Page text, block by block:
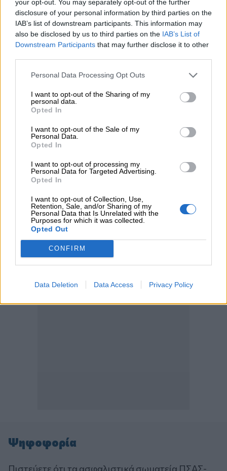
your opt-out. You may separately opt-out of the further
disclosure of your personal information by third parties on the
IAB’s list of downstream participants. This information may
also be disclosed by us to third parties on the IAB’s List of
Downstream Participants that may further disclose it to other
Personal Data Processing Opt Outs
I want to opt-out of the Sharing of my
personal data.
Opted In
I want to opt-out of the Sale of my
Personal Data.
Opted In
I want to opt-out of processing my
Personal Data for Targeted Advertising.
Opted In
I want to opt-out of Collection, Use,
Retention, Sale, and/or Sharing of my
Personal Data that Is Unrelated with the
Purposes for which it was collected.
Opted Out
CONFIRM
Data Deletion Data Access Privacy Policy
06.08.2026 - 08:40
Η γαλλική «ψήφος» στο «καλώδιο» και τα συμφέροντα, οι
ελληνικές τράπεζες «πρωταθλήτριες» στα δάνεια, νέο deal
Βαρδινογιάννη- Εξάρχου και ο διπλασιασμός των κερδών της
ΔΕΗ
Randy Schekman, Νομπελίστας Ιατρικής: «Σε πέντε χρόνια
Πάρκινσον»
Ε.Ε και παράνομη μετανάστευση: προτάσεις και δράσεις με
παρονομαστή το κοινό συμφέρον
05.08.2026
Αντώνης Βουκλαρής - «ΕΡΡΙΚΟΣ ΝΤΥΝΑΝ»
05.08.2026
Η νέα εποχή στην εκπαίδευση των ασφαλιστικών
διαμεσολαβητών
Ψηφοφορία
Πιστεύετε ότι τα ασφαλιστικά σωματεία ΠΣΑΣ-